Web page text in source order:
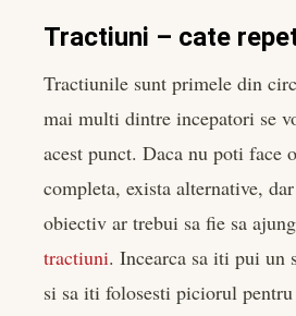
Tractiuni – cate
Tractiunile sunt primele din
mai multi dintre incepatori se
acest punct. Daca nu poti face
completa, exista alternative,
obiectiv ar trebui sa fie sa
tractiuni. Incearca sa iti pui un
si sa iti folosesti piciorul